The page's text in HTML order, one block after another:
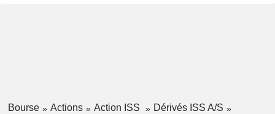
Bourse Actions Action ISS
Dérivés ISS A/S